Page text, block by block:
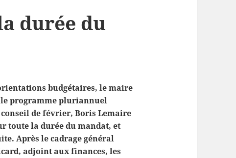
durée du
budgétaires, le maire
le programme pluriannuel
de février, Boris Lemaire
toute la durée du mandat, et
Après le cadrage général
adjoint aux finances, les